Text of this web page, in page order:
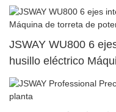
JSWAY WU800 6
husillo eléctrico
superior dual62